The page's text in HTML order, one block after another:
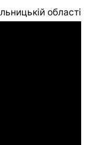
області